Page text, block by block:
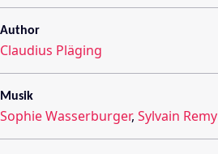
Author
Claudius Pläging
Musik
Sophie Wasserburger, Sylvain Remy